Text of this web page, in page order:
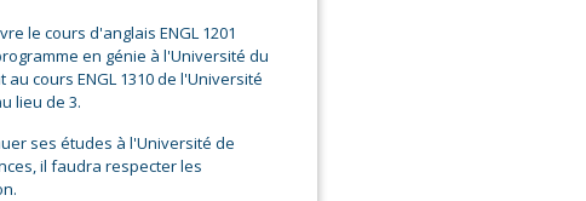
le cours d'anglais ENGL 1201
en génie à l'Université du
cours ENGL 1310 de l'Université
lieu de 3.
ses études à l'Université de
il faudra respecter les